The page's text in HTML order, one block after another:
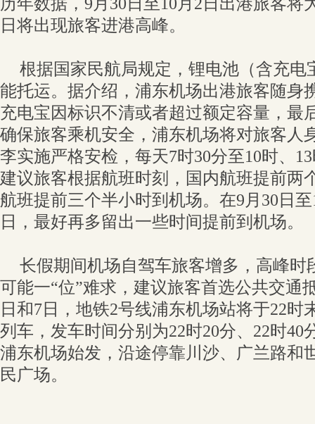
日将出现旅客进港高峰。
根据国家民航局规定，锂电池（含充电
能托运。据介绍，浦东机场出港旅客随身
充电宝因标识不清或者超过额定容量，最
确保旅客乘机安全，浦东机场将对旅客人
李实施严格安检，每天7时30分至10时、
建议旅客根据航班时刻，国内航班提前两
航班提前三个半小时到机场。在9月30日
日，最好再多留出一些时间提前到机场。
长假期间机场自驾车旅客增多，高峰时
可能一“位”难求，建议旅客首选公共交通
日和7日，地铁2号线浦东机场站将于22时
列车，发车时间分别为22时20分、22时40
浦东机场始发，沿途停靠川沙、广兰路和
民广场。